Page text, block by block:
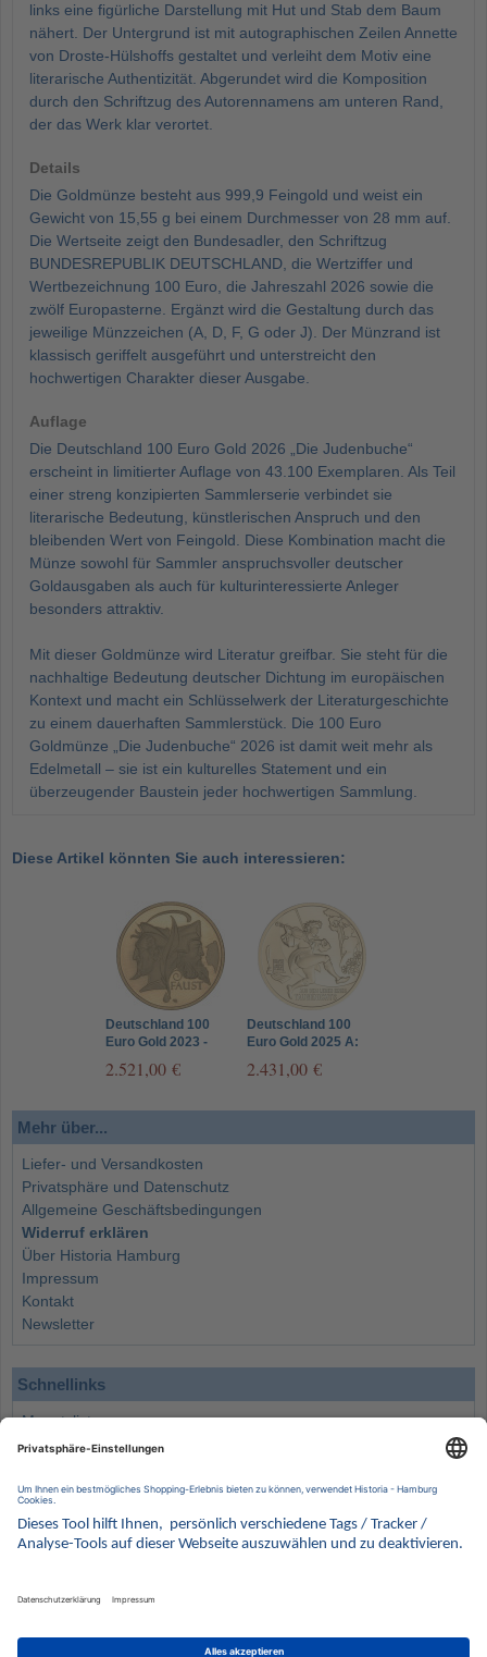
links eine figürliche Darstellung mit Hut und Stab dem Baum
nähert. Der Untergrund ist mit autographischen Zeilen Annette
von Droste-Hülshoffs gestaltet und verleiht dem Motiv eine
literarische Authentizität. Abgerundet wird die Komposition
durch den Schriftzug des Autorennamens am unteren Rand,
der das Werk klar verortet.
Details
Die Goldmünze besteht aus 999,9 Feingold und weist ein
Gewicht von 15,55 g bei einem Durchmesser von 28 mm auf.
Die Wertseite zeigt den Bundesadler, den Schriftzug
BUNDESREPUBLIK DEUTSCHLAND, die Wertziffer und
Wertbezeichnung 100 Euro, die Jahreszahl 2026 sowie die
zwölf Europasterne. Ergänzt wird die Gestaltung durch das
jeweilige Münzzeichen (A, D, F, G oder J). Der Münzrand ist
klassisch geriffelt ausgeführt und unterstreicht den
hochwertigen Charakter dieser Ausgabe.
Auflage
Die Deutschland 100 Euro Gold 2026 „Die Judenbuche“
erscheint in limitierter Auflage von 43.100 Exemplaren. Als Teil
einer streng konzipierten Sammlerserie verbindet sie
literarische Bedeutung, künstlerischen Anspruch und den
bleibenden Wert von Feingold. Diese Kombination macht die
Münze sowohl für Sammler anspruchsvoller deutscher
Goldausgaben als auch für kulturinteressierte Anleger
besonders attraktiv.
Mit dieser Goldmünze wird Literatur greifbar. Sie steht für die
nachhaltige Bedeutung deutscher Dichtung im europäischen
Kontext und macht ein Schlüsselwerk der Literaturgeschichte
zu einem dauerhaften Sammlerstück. Die 100 Euro
Goldmünze „Die Judenbuche“ 2026 ist damit weit mehr als
Edelmetall – sie ist ein kulturelles Statement und ein
überzeugender Baustein jeder hochwertigen Sammlung.
Diese Artikel könnten Sie auch interessieren:
Deutschland 100
Euro Gold 2023 -
der Literatur
2.521,00 €
Deutschland 100
Euro Gold 2025 A:
eines Taugenichts
2.431,00 €
Mehr über...
Liefer- und Versandkosten
Privatsphäre und Datenschutz
Allgemeine Geschäftsbedingungen
Widerruf erklären
Über Historia Hamburg
Impressum
Kontakt
Newsletter
Schnellinks
Monatsliste
Angebote
Wissenswertes
Kontakt